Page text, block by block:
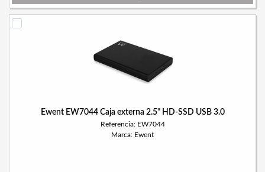
Ewent EW7044 Caja externa 2.5" HD-SSD USB 3.0
Referencia: EW7044
Marca: Ewent